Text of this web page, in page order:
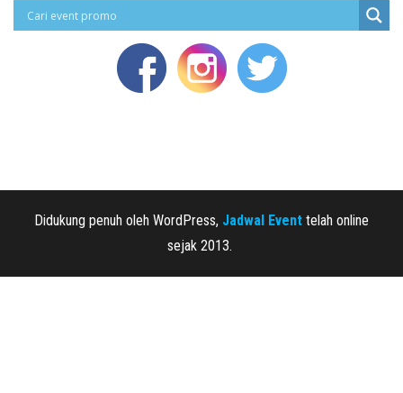
Didukung penuh oleh WordPress, Jadwal Event telah online
sejak 2013.